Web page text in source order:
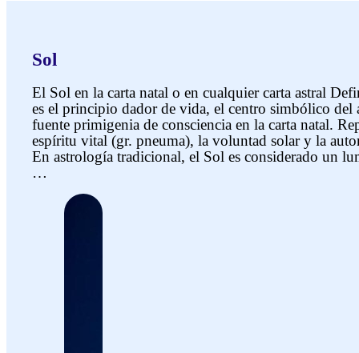
Sol
El Sol en la carta natal o en cualquier carta astral
es el principio dador de vida, el centro simbólico del
fuente primigenia de consciencia en la carta natal.
espíritu vital (gr. pneuma), la voluntad solar y la
En astrología tradicional, el Sol es considerado un
…